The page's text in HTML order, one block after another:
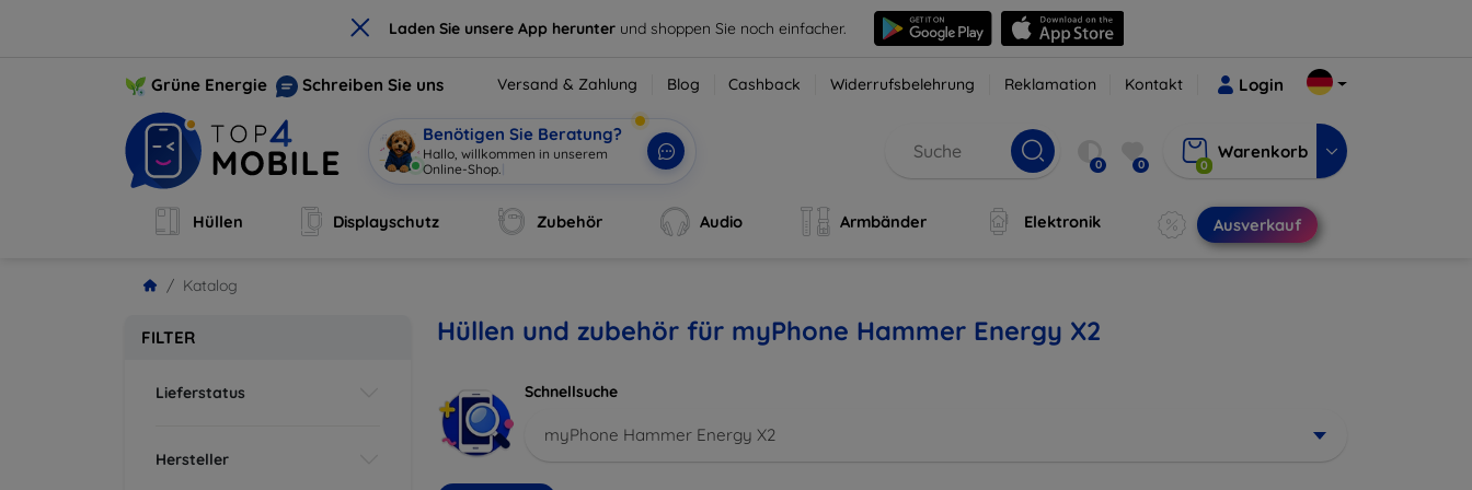
× Laden Sie unsere App herunter und shoppen Sie noch einfacher.
Grüne Energie Schreiben Sie uns Versand & Zahlung Blog Cashback Widerrufsbelehrung Reklamation Kontakt Login
Benötigen Sie Beratung?
Hallo, willkommen in unserem
Online-Shop.
0 0 0
Warenkorb
Hüllen Displayschutz Zubehör Audio Armbänder Elektronik Ausverkauf
Katalog
FILTER
Lieferstatus
Hersteller
Hüllen und zubehör für myPhone Hammer Energy X2
Schnellsuche
myPhone Hammer Energy X2